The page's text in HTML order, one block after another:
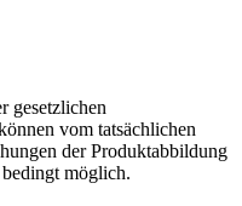
gesetzlichen
vom tatsächlichen
der Produktabbildung
möglich.